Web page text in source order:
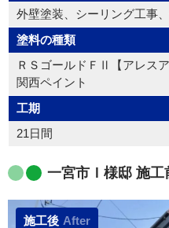
外壁塗装、シーリング工事
塗料の種類
ＲＳゴールドＦⅡ【アレス
関西ペイント
工期
21日間
一宮市Ｉ様邸 施工
施工後 After